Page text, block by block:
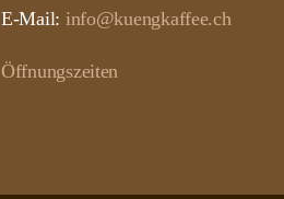
E-Mail: info@kuengkaffee.ch
Öffnungszeiten